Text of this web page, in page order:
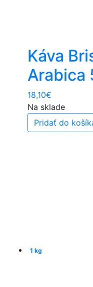
Káva
Arabica
18,10€
Na sklade
Pridať do
1 kg